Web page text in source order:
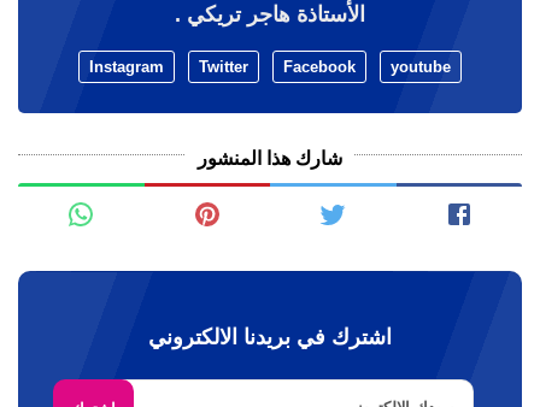
الأستاذة هاجر تريكي .
youtube
Facebook
Twitter
Instagram
شارك هذا المنشور
اشترك في بريدنا الالكتروني